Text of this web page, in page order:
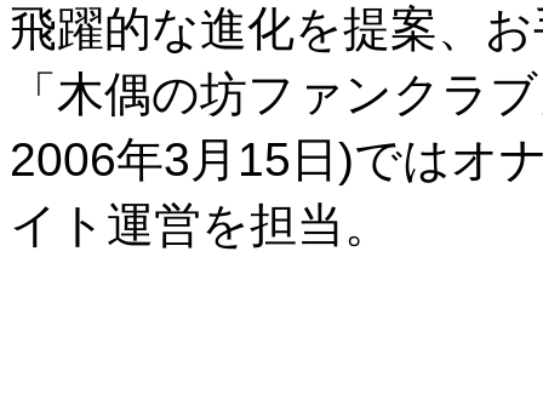
飛躍的な進化を提案、
「木偶の坊ファンクラ
2006年3月15日)ではオ
イト運営を担当。